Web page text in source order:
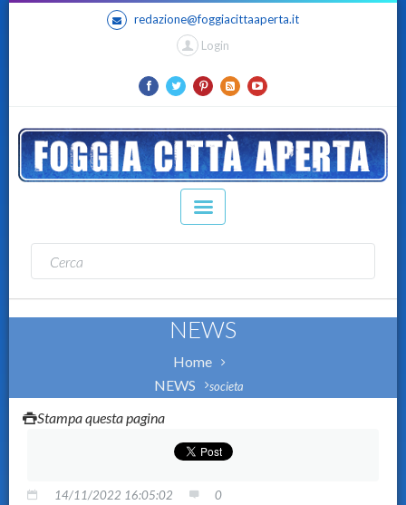
redazione@foggiacittaaperta.it
Login
NEWS
Home
NEWS
societa
Stampa questa pagina
14/11/2022 16:05:02 0